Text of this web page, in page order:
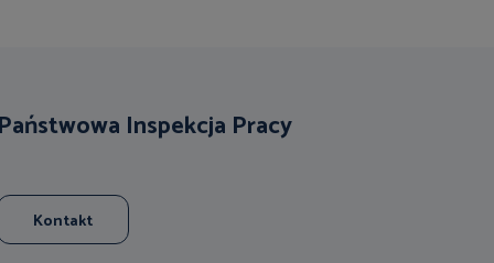
Państwowa Inspekcja Pracy
Kontakt